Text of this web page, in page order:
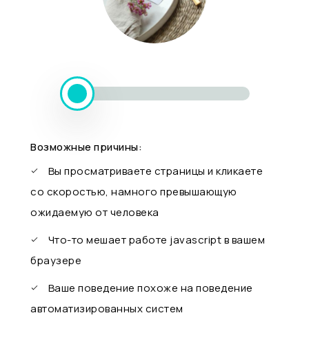
Возможные причины:
Вы просматриваете страницы и кликаете
со скоростью, намного превышающую
ожидаемую от человека
Что-то мешает работе javascript в вашем
браузере
Ваше поведение похоже на поведение
автоматизированных систем